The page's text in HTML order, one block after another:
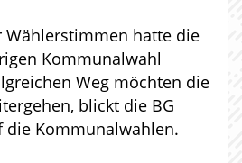
Wählerstimmen hatte die
Kommunalwahl
Weg möchten die
blickt die BG
die Kommunalwahlen.